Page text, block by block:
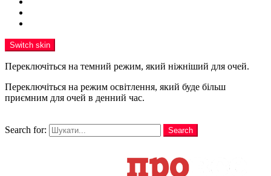
Switch skin
Переключіться на темний режим, який ніжніший для очей.
Переключіться на режим освітлення, який буде більш
приємним для очей в денний час.
Search for:
Search